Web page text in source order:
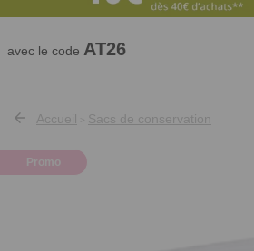
avec le code AT26
Accueil Sacs de conservation
Promo